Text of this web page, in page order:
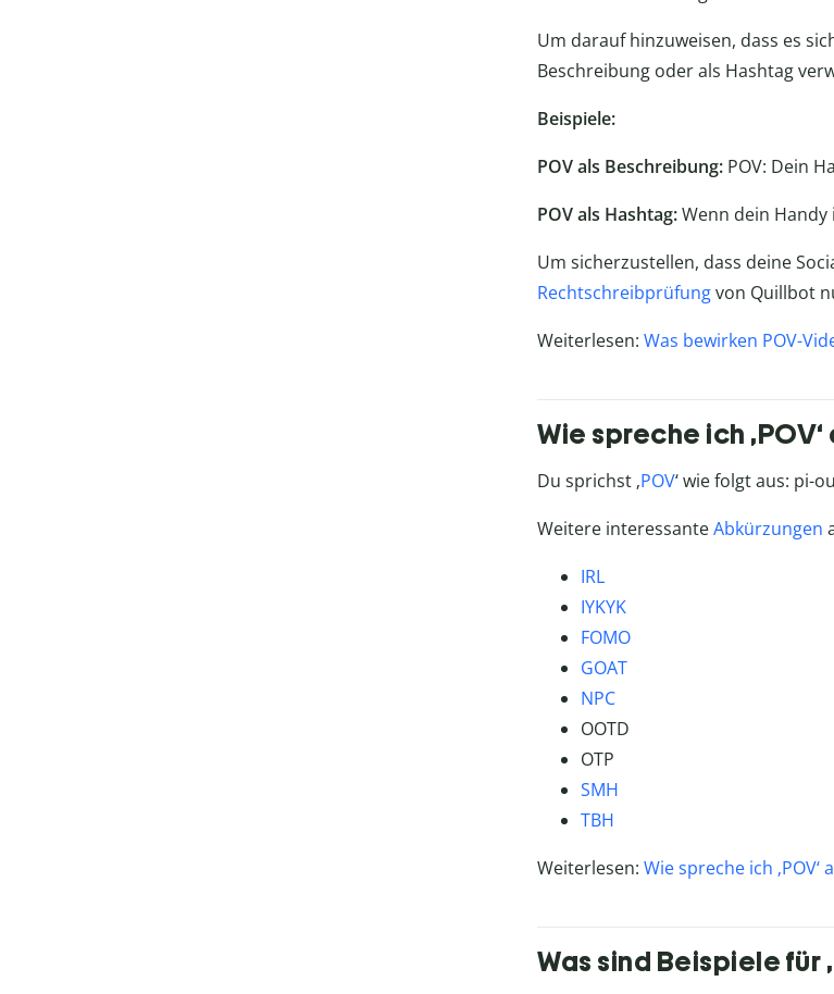
Um darauf hinzuweisen, dass es
Beschreibung oder als Hashtag
Beispiele:
POV als Beschreibung: POV: Dein
POV als Hashtag:Wenn dein
Um sicherzustellen, dass deine
Rechtschreibprüfungvon Quillbot
Weiterlesen: Was bewirken POV-
Wie spreche ich ‚POV‘
Du sprichst ‚POV‘ wie folgt aus: pi-
Weitere interessanteAbkürzungen
IRL
IYKYK
FOMO
GOAT
NPC
OOTD
OTP
SMH
TBH
Weiterlesen: Wie spreche ich ‚POV‘
Was sind Beispiele für